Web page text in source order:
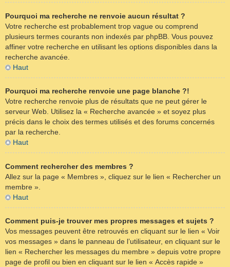
Pourquoi ma recherche ne renvoie aucun résultat ?
Votre recherche est probablement trop vague ou comprend
plusieurs termes courants non indexés par phpBB. Vous pouvez
affiner votre recherche en utilisant les options disponibles dans la
recherche avancée.
Haut
Pourquoi ma recherche renvoie une page blanche ?!
Votre recherche renvoie plus de résultats que ne peut gérer le
serveur Web. Utilisez la « Recherche avancée » et soyez plus
précis dans le choix des termes utilisés et des forums concernés
par la recherche.
Haut
Comment rechercher des membres ?
Allez sur la page « Membres », cliquez sur le lien « Rechercher un
membre ».
Haut
Comment puis-je trouver mes propres messages et sujets ?
Vos messages peuvent être retrouvés en cliquant sur le lien « Voir
vos messages » dans le panneau de l’utilisateur, en cliquant sur le
lien « Rechercher les messages du membre » depuis votre propre
page de profil ou bien en cliquant sur le lien « Accès rapide »